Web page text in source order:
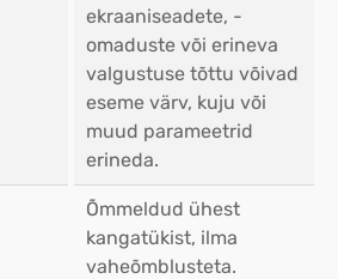
ekraaniseadete, -
omaduste või erineva
valgustuse tõttu võivad
eseme värv, kuju või
muud parameetrid
erineda.
Õmmeldud ühest
kangatükist, ilma
vaheõmblusteta.